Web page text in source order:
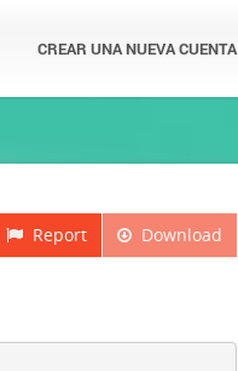
CREAR UNA NUEVA CUENTA
Download
Report